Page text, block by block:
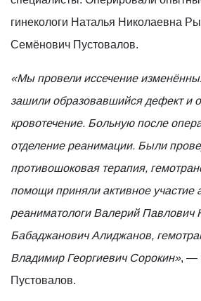
гинекологи Наталья Николаевна
Семёнович Пустовалов.
«Мы провели иссечение
зашили образовавшийся дефект и
кровотечение. Больную после
отделение реанимации. Были
противошоковая терапия,
помощи приняли активное участие
реаниматологи Валерий
Бабаджанович Алиджанов,
Владимир Георгиевич Сорокин», —
Пустовалов.